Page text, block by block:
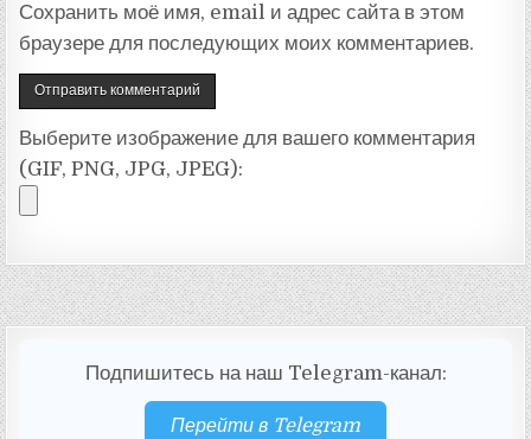
Сохранить моё имя, email и адрес сайта в этом
браузере для последующих моих комментариев.
Выберите изображение для вашего комментария
(GIF, PNG, JPG, JPEG):
Подпишитесь на наш Telegram-канал:
Перейти в Telegram